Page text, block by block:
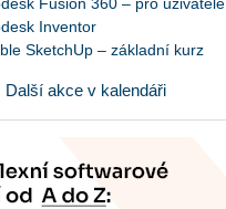
Inventor
SketchUp – základní kurz
Další akce v kalendáři